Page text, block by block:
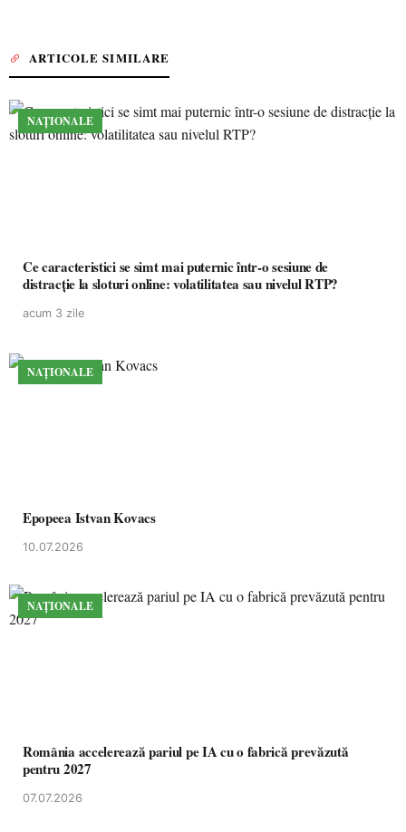
ARTICOLE SIMILARE
NAȚIONALE
Ce caracteristici se simt mai puternic într-o sesiune de
distracție la sloturi online: volatilitatea sau nivelul RTP?
acum 3 zile
NAȚIONALE
Epopeea Istvan Kovacs
10.07.2026
NAȚIONALE
România accelerează pariul pe IA cu o fabrică prevăzută
pentru 2027
07.07.2026